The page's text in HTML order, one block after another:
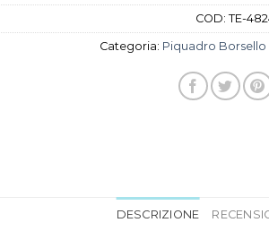
COD: TE-
Categoria: Piquadro Borsello
DESCRIZIONE